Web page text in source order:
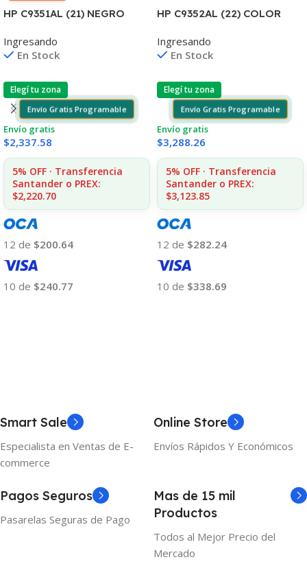
HP C9351AL (21) NEGRO
/4355 7ML (D)
Ingresando
En Stock
Elegí tu zona
Envío Gratis Programable
Envío gratis
$2,337.58
5% OFF · Transferencia
Santander o PREX:
$2,220.70
12 de $200.64
10 de $240.77
HP C9352AL (22) COLOR
5 6ML (D)
Ingresando
En Stock
Elegí tu zona
Envío Gratis Programable
Envío gratis
$3,288.26
5% OFF · Transferencia
Santander o PREX:
$3,123.85
12 de $282.24
10 de $338.69
Smart Sale
Especialista en Ventas de E-
commerce
Online Store
Envíos Rápidos Y Económicos
Pagos Seguros
Pasarelas Seguras de Pago
Mas de 15 mil
Productos
Todos al Mejor Precio del
Mercado